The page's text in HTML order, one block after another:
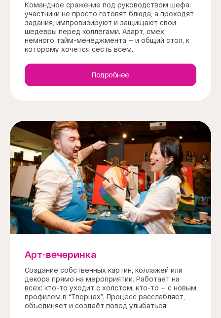
Командное сражение под руководством шефа:
участники не просто готовят блюда, а проходят
задания, импровизируют и защищают свои
шедевры перед коллегами. Азарт, смех,
немного тайм-менеджмента — и общий стол, к
которому хочется сесть всем.
Подробнее
Арт-вечеринка
Создание собственных картин, коллажей или
декора прямо на мероприятии. Работает на
всех: кто-то уходит с холстом, кто-то — с новым
профилем в “Творцах”. Процесс расслабляет,
объединяет и создаёт повод улыбаться.